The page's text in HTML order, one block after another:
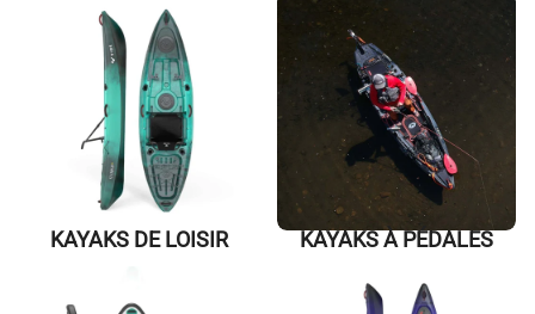
KAYAKS DE LOISIR KAYAKS À PÉDALES